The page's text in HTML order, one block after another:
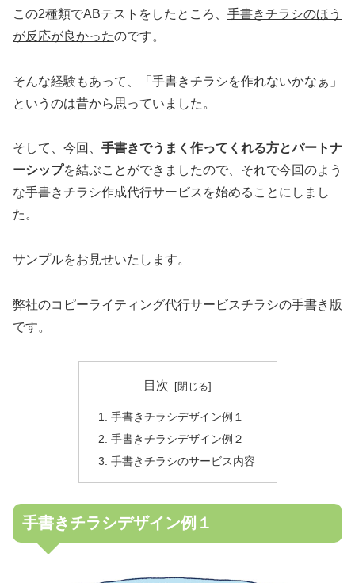
この2種類でABテストをしたところ、 手書きチラシのほう
が反応が良かったのです。
そんな経験もあって、「手書きチラシを作れないかなぁ」
というのは昔から思っていました。
そして、今回、 手書きでうまく作ってくれる方とパートナ
ーシップを結ぶことができましたので、それで今回のよう
な手書きチラシ作成代行サービスを始めることにしまし
た。
サンプルをお見せいたします。
弊社のコピーライティング代行サービスチラシの手書き版
です。
目次
手書きチラシデザイン例１
手書きチラシデザイン例２
手書きチラシのサービス内容
手書きチラシデザイン例１